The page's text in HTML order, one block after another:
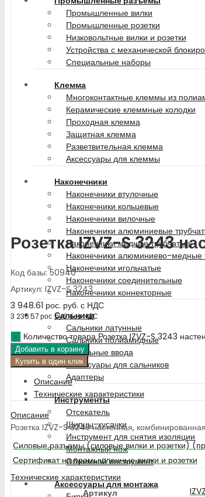
Промышленные вилки
Промышленные розетки
Низковольтные вилки и розетки
Устройства с механической
Специальные наборы
Клемма
Многоконтактные клеммы из
Керамические клеммные колодки
Проходная клемма
Защитная клемма
Разветвительная клемма
Аксессуары для клеммы
Наконечники
Наконечники втулочные
Наконечники кольцевые
Наконечники вилочные
Наконечники алюминиевые
Наконечники медные трубчатые
Наконечники алюминиево-медные
Наконечники игольчатые
Наконечники соединительные
Наконечники коннекторные
Сальники
Сальники латунные
Сальники полиамидные
Кабельные ввода
Аксессуары для сальников
Адаптеры
Инструменты
Отсекатель
Щипцы-кусачки
Инструмент для снятия изоляции
Монтажный нож
Обжимной инструмент
Аксессуары для монтажа
Розетка IZVZ-S 3243
Код базы: 50940
Артикул: IZVZ-S 3243
3 948.61 рос. руб. с НДС
3 236.57рос. руб.без НДС
Количество товара Розетка IZVZ-S 3243
Добавить в корзину
Купить в один клик
Описание
Технические характеристики
Описание
Розетка IZVZ-S 3243 настенная,
Силовые разъемы (силовые вилки и розетки)
Сертификат на промышленные вилки и розетки
Технические характеристики
Артикул